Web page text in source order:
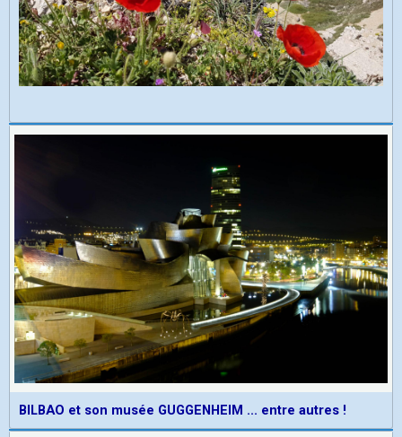
BILBAO et son musée GUGGENHEIM ... entre autres !